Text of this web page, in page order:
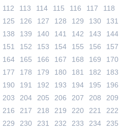
112
113 114 115 116 117 118
125
126 127 128 129 130 131
138
139 140 141 142 143 144
151
152 153 154 155 156 157
164
165 166 167 168 169 170
177
178 179 180 181 182 183
190
191 192 193 194 195 196
203
204 205 206 207 208 209
216
217 218 219 220 221 222
229
230 231 232 233 234 235